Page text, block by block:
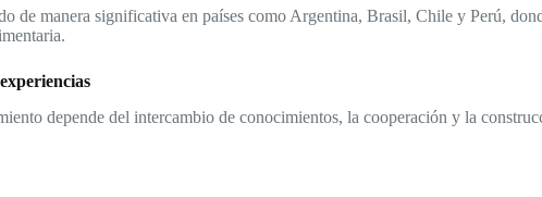
de manera significativa en países como Argentina, Brasil, Chile y Perú,
depende del intercambio de conocimientos, la cooperación y la